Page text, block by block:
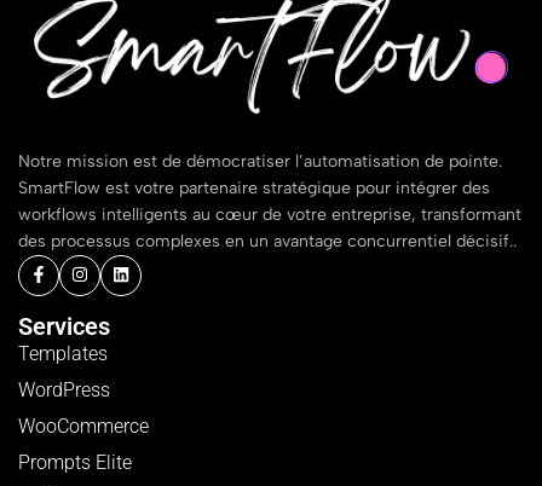
Notre mission est de démocratiser l’automatisation de pointe.
SmartFlow est votre partenaire stratégique pour intégrer des
workflows intelligents au cœur de votre entreprise, transformant
des processus complexes en un avantage concurrentiel décisif..
Services
Templates
WordPress
WooCommerce
Prompts Elite